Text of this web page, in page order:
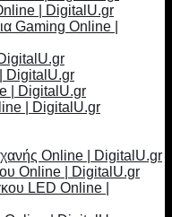
| DigitalU.gr
Gaming Online |
DigitalU.gr
| DigitalU.gr
| DigitalU.gr
Online | DigitalU.gr
Online | DigitalU.gr
LED Online |